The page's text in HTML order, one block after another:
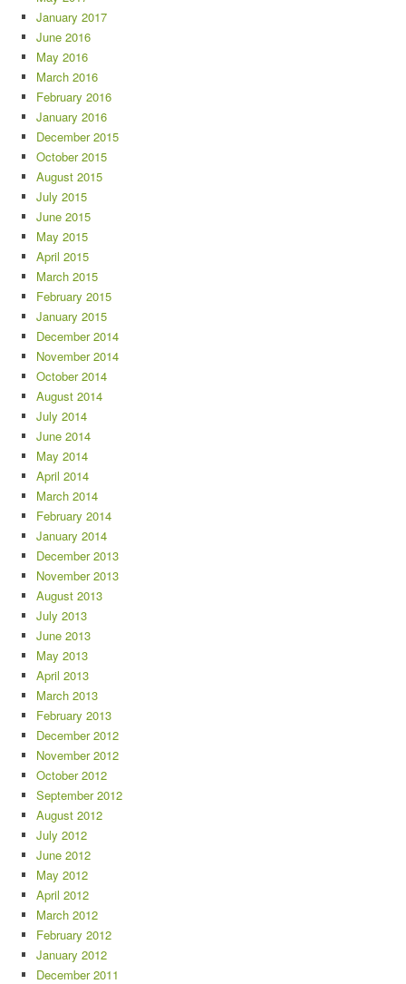
January 2017
June 2016
May 2016
March 2016
February 2016
January 2016
December 2015
October 2015
August 2015
July 2015
June 2015
May 2015
April 2015
March 2015
February 2015
January 2015
December 2014
November 2014
October 2014
August 2014
July 2014
June 2014
May 2014
April 2014
March 2014
February 2014
January 2014
December 2013
November 2013
August 2013
July 2013
June 2013
May 2013
April 2013
March 2013
February 2013
December 2012
November 2012
October 2012
September 2012
August 2012
July 2012
June 2012
May 2012
April 2012
March 2012
February 2012
January 2012
December 2011